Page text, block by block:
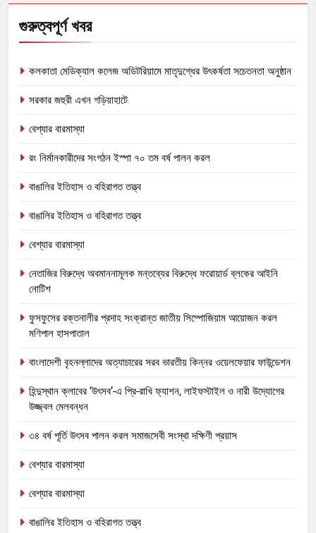
গুরুত্বপূর্ণ খবর
কলকাতা মেডিক্যাল কলেজ অডিটরিয়ামে মাতৃদুগ্ধের উৎকর্ষতা সচেতনতা অনুষ্ঠান
সরকার জহুরী এখন গড়িয়াহাটে
বেশ্যার বারমাস্যা
রং নির্মানকারীদের সংগঠন ইস্পা ৭০ তম বর্ষ পালন করল
বাঙালির ইতিহাস ও বহিরাগত তত্ত্ব
বাঙালির ইতিহাস ও বহিরাগত তত্ত্ব
বেশ্যার বারমাস্যা
নেতাজির বিরুদ্ধে অবমাননামূলক মন্তব্যের বিরুদ্ধে ফরোয়ার্ড ব্লকের আইনি
নোটিশ
ফুসফুসের রক্তনালীর প্রদাহ সংক্রান্ত জাতীয় সিম্পোজিয়াম আয়োজন করল
মণিপাল হাসপাতাল
বাংলাদেশী বৃহনল্লাদের অত্যাচারের সরব ভারতীয় কিন্নর ওয়েলফেয়ার ফাউন্ডেশন
হিন্দুস্থান ক্লাবের ‘উৎসব’-এ প্রি-রাখি ফ্যাশন, লাইফস্টাইল ও নারী উদ্যোগের
উজ্জ্বল মেলবন্ধন
৩৪ বর্ষ পূর্তি উৎসব পালন করল সমাজসেবী সংস্থা দক্ষিণী প্রয়াস
বেশ্যার বারমাস্যা
বেশ্যার বারমাস্যা
বাঙালির ইতিহাস ও বহিরাগত তত্ত্ব